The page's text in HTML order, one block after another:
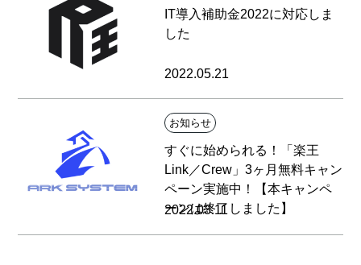
IT導入補助金2022に対応しま
した
2022.05.21
お知らせ
すぐに始められる！「楽王
Link／Crew」3ヶ月無料キャン
ペーン実施中！【本キャンペ
ーンは終了しました】
2022.03.11